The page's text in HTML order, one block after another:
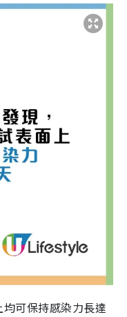
可保持感染力長達